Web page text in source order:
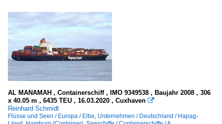
AL MANAMAH , Containerschiff , IMO 9349538 , Baujahr 2008 , 306
x 40.05 m , 6435 TEU , 16.03.2020 , Cuxhaven 
Reinhard Schmidt
Flüsse und Seen / Europa / Elbe, Unternehmen / Deutschland / Hapag-